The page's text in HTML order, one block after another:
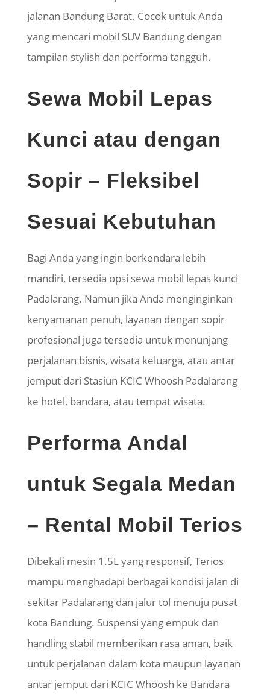
jalanan Bandung Barat. Cocok untuk Anda
yang mencari mobil SUV Bandung dengan
tampilan stylish dan performa tangguh.
Sewa Mobil Lepas
Kunci atau dengan
Sopir – Fleksibel
Sesuai Kebutuhan
Bagi Anda yang ingin berkendara lebih
mandiri, tersedia opsi sewa mobil lepas kunci
Padalarang. Namun jika Anda menginginkan
kenyamanan penuh, layanan dengan sopir
profesional juga tersedia untuk menunjang
perjalanan bisnis, wisata keluarga, atau antar
jemput dari Stasiun KCIC Whoosh Padalarang
ke hotel, bandara, atau tempat wisata.
Performa Andal
untuk Segala Medan
– Rental Mobil Terios
Dibekali mesin 1.5L yang responsif, Terios
mampu menghadapi berbagai kondisi jalan di
sekitar Padalarang dan jalur tol menuju pusat
kota Bandung. Suspensi yang empuk dan
handling stabil memberikan rasa aman, baik
untuk perjalanan dalam kota maupun layanan
antar jemput dari KCIC Whoosh ke Bandara